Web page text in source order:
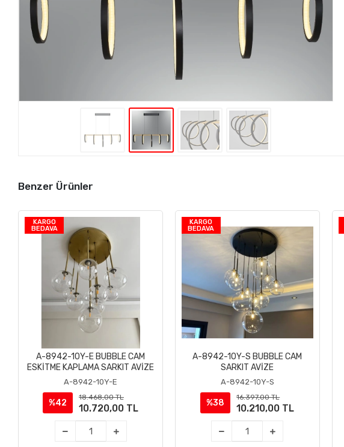
Benzer Ürünler
KARGO
BEDAVA
Sepete Ekle
A-8942-10Y-E BUBBLE CAM
ESKİTME KAPLAMA SARKIT AVİZE
A-8942-10Y-E
%42
18.468,00 TL
10.720,00 TL
KARGO
BEDAVA
Sepete Ekle
A-8942-10Y-S BUBBLE CAM
SARKIT AVİZE
A-8942-10Y-S
%38
16.397,00 TL
10.210,00 TL